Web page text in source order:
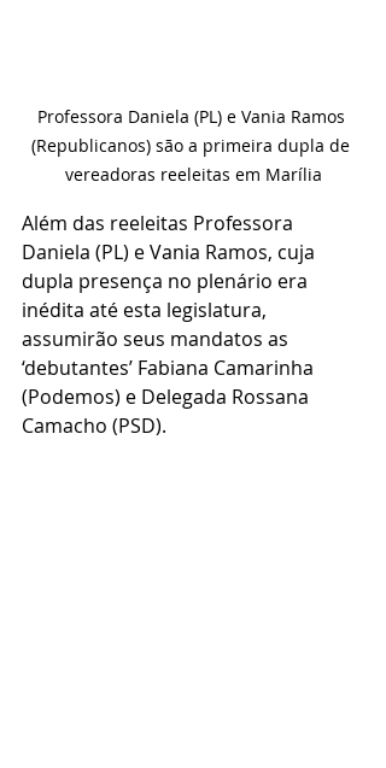
Professora Daniela (PL) e Vania Ramos
(Republicanos) são a primeira dupla de
vereadoras reeleitas em Marília
Além das reeleitas Professora
Daniela (PL) e Vania Ramos, cuja
dupla presença no plenário era
inédita até esta legislatura,
assumirão seus mandatos as
‘debutantes’ Fabiana Camarinha
(Podemos) e Delegada Rossana
Camacho (PSD).